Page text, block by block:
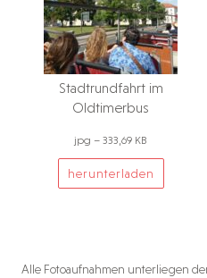
Stadtrundfahrt im
Oldtimerbus
jpg – 333,69 KB
herunterladen
Alle Fotoaufnahmen unterliegen